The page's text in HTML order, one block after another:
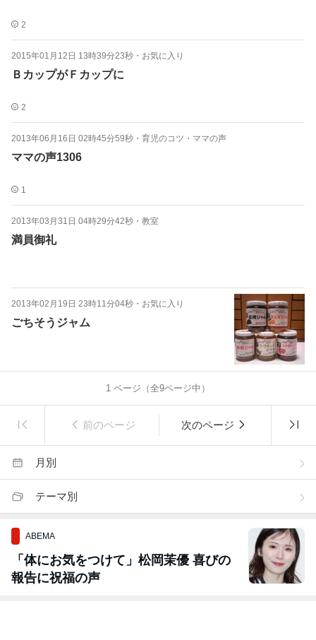
2
2015年01月12日 13時39分23秒 ・ お気に入り
ＢカップがＦカップに
2
2013年06月16日 02時45分59秒 ・ 育児のコツ・ママの声
ママの声1306
1
2013年03月31日 04時29分42秒 ・ 教室
満員御礼
2013年02月19日 23時11分04秒 ・ お気に入り
ごちそうジャム
1 ページ（全9ページ中）
前のページ 次のページ
月別
テーマ別
ABEMA
「体にお気をつけて」松岡茉優 喜びの
報告に祝福の声